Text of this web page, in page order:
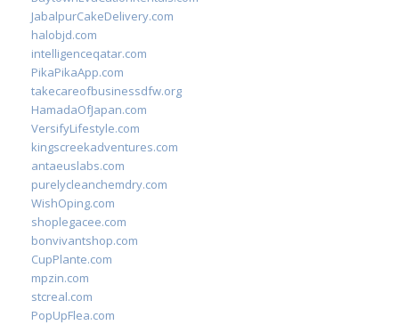
JabalpurCakeDelivery.com
halobjd.com
intelligenceqatar.com
PikaPikaApp.com
takecareofbusinessdfw.org
HamadaOfJapan.com
VersifyLifestyle.com
kingscreekadventures.com
antaeuslabs.com
purelycleanchemdry.com
WishOping.com
shoplegacee.com
bonvivantshop.com
CupPlante.com
mpzin.com
stcreal.com
PopUpFlea.com